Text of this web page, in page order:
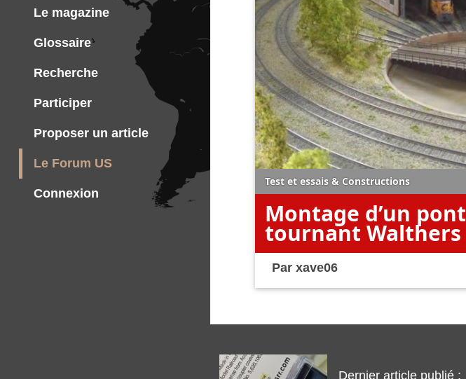
Le magazine
Glossaire
Recherche
Participer
Proposer un article
Le Forum US
Connexion
Test et essais & Constructions
Montage d’un pont
tournant Walthers
Par xave06
Dernier article publié :